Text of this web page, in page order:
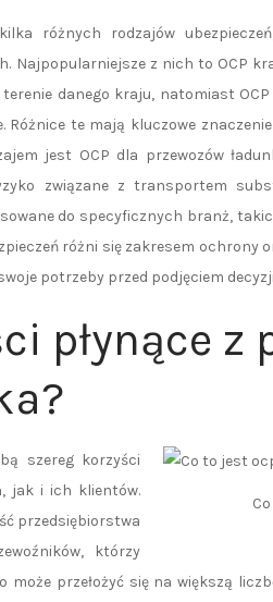
różnych rodzajów
z nich to OCP
danego kraju, natomiast
Różnice te mają kluczowe
jest OCP dla przewozów
związane z transportem
do specyficznych branż,
różni się zakresem ochrony
potrzeby przed podjęciem
płynące z
szereg korzyści
jak i ich klientów.
przedsiębiorstwa
którzy
może przełożyć się na większą